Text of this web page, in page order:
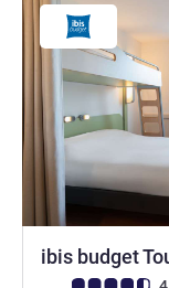
ibis budget